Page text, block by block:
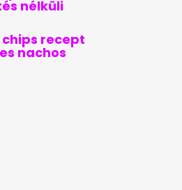
nélküli
recept
nachos